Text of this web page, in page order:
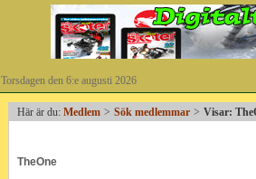
Torsdagen den 6:e augusti 2026
Här är du: Medlem > Sök medlemmar > Visar:
TheOne